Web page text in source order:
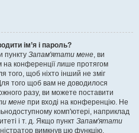
ім’я і пароль?
пункту Запам'ятати мене, ви
на конференції лише протягом
того, щоб ніхто інший не зміг
того щоб вам не доводилося
разу, ви можете поставити
мене при вході на конференцію. Не
комп'ютері, наприклад
і т. д. Якщо пункт Запам'ятати
вимкнув цю функцію.